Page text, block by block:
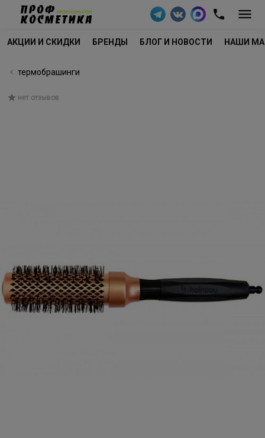
АКЦИИ И СКИДКИ БРЕНДЫ БЛОГ И НОВОСТИ НАШИ
термобрашинги
нет отзывов